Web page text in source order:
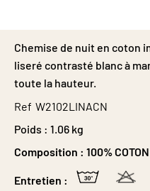
Chemise de nuit en coton
liseré contrasté blanc à
toute la hauteur.
Ref W2102LINACN
Poids : 1.06 kg
Composition : 100% COTON
Entretien :